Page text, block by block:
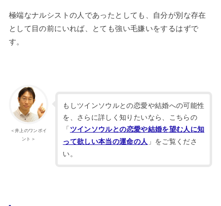
極端なナルシストの人であったとしても、自分が別な存在
として目の前にいれば、とても強い毛嫌いをするはずで
す。
＜井上のワンポイ
ント＞
もしツインソウルとの恋愛や結婚への可能性
を、さらに詳しく知りたいなら、こちらの
「ツインソウルとの恋愛や結婚を望む人に知
って欲しい本当の運命の人 」をご覧くださ
い。